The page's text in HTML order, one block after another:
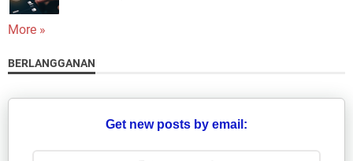
More »
BERLANGGANAN
Get new posts by email: